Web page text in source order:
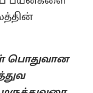
பொதுவான